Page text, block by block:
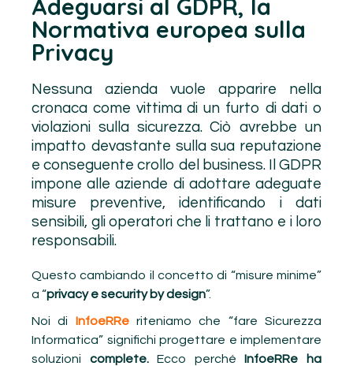
Adeguarsi al GDPR, la
Normativa europea sulla
Privacy
Nessuna azienda vuole apparire nella
cronaca come vittima di un furto di dati o
violazioni sulla sicurezza. Ciò avrebbe un
impatto devastante sulla sua reputazione
e conseguente crollo del business. Il GDPR
impone alle aziende di adottare adeguate
misure preventive, identificando i dati
sensibili, gli operatori che li trattano e i loro
responsabili.
Questo cambiando il concetto di “misure minime”
a “privacy e security by design”.
Noi di InfoeRRe riteniamo che “fare Sicurezza
Informatica” significhi progettare e implementare
soluzioni complete.Ecco perché InfoeRRe
ha